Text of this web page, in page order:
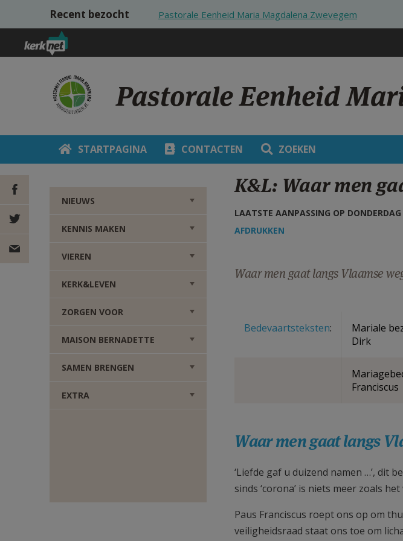
Overslaan en naar de inhoud gaan
Recent bezocht Pastorale Eenheid Maria Magdalena Zwevegem
Pastorale Eenheid
STARTPAGINA CONTACTEN ZOEKEN
DEEL OP
FACEBOOK
DEEL OP
NIEUWS
KENNIS MAKEN
VIEREN
KERK&LEVEN
ZORGEN VOOR
MAISON BERNADETTE
SAMEN BRENGEN
EXTRA
K&L: Waar men
LAATSTE AANPASSING OP
AFDRUKKEN
Waar men gaat langs Vlaamse
Bedevaartsteksten:
Mariale
Dirk
Franciscus
Waar men gaat langs
‘Liefde gaf u duizend namen …’, dit
sinds ‘corona’ is niets meer zoals
Paus Franciscus roept ons op om
veiligheidsraad staat ons toe om